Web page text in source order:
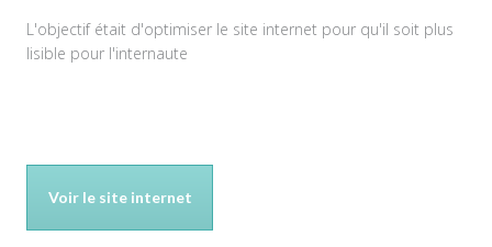
L'objectif était d'optimiser le site internet pour qu'il soit plus
lisible pour l'internaute
Voir le site internet